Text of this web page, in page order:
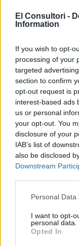
El Consultori -
Information
If you wish to opt-
processing of your
targeted
section to confirm
opt-out request is
interest-based ads
us or personal
your opt-out. You
disclosure of your
IAB’s list of
also be disclosed
Downstream
Personal
I want to opt-
personal data.
Opted In
No es tracta de tot
procés i el fet que
indica que hi ha una
l’altre.
Pensa quina és la
començar a
gran, simplement
intenta identificar
i pregunta’t si la
còmoda i segura.
puguis anar
però sense pressió
ritme i fent el que et